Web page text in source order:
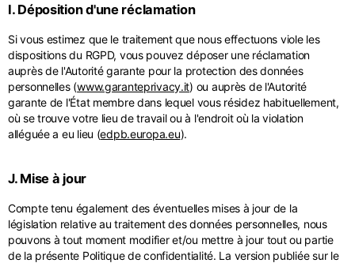
I. Déposition d'une réclamation
Si vous estimez que le traitement que nous effectuons viole les
dispositions du RGPD, vous pouvez déposer une réclamation
auprès de l'Autorité garante pour la protection des données
personnelles (www.garanteprivacy.it) ou auprès de l'Autorité
garante de l'État membre dans lequel vous résidez habituellement,
où se trouve votre lieu de travail ou à l'endroit où la violation
alléguée a eu lieu (edpb.europa.eu).
J. Mise à jour
Compte tenu également des éventuelles mises à jour de la
législation relative au traitement des données personnelles, nous
pouvons à tout moment modifier et/ou mettre à jour tout ou partie
de la présente Politique de confidentialité. La version publiée sur le